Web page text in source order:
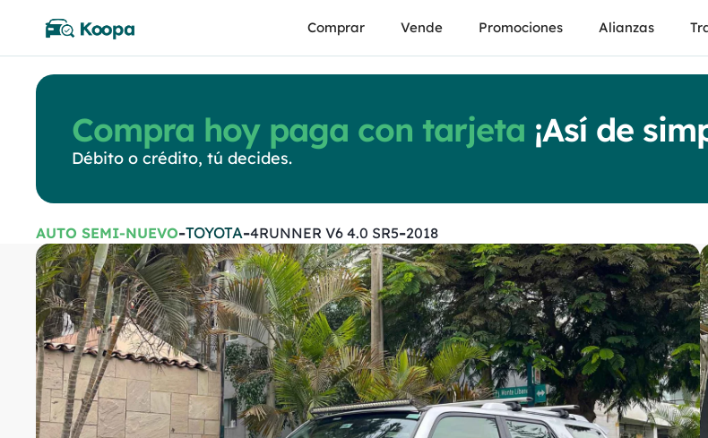
Comprar Vende Promociones Alianzas
Compra hoy paga con tarjeta ¡Así de
Débito o crédito, tú decides.
AUTO SEMI-NUEVO-TOYOTA-4RUNNER V6 4.0 SR5-2018